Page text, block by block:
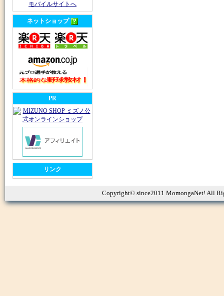
モバイルサイトへ
ネットショップ
PR
リンク
Copyright© since2011 MomongaNet! All